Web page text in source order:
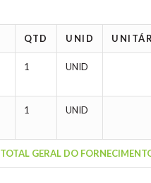
QTD UNID
1 UNID
1 UNID
TOTAL GERAL DO